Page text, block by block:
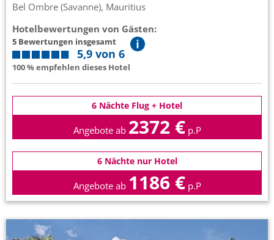
Bel Ombre (Savanne), Mauritius
Hotelbewertungen von Gästen:
5 Bewertungen insgesamt
5,9 von 6
100 % empfehlen dieses Hotel
6 Nächte Flug + Hotel
Angebote ab 2372 € p.P
6 Nächte nur Hotel
Angebote ab 1186 € p.P